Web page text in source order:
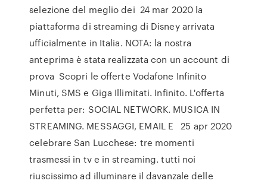
selezione del meglio dei 24 mar 2020 la
piattaforma di streaming di Disney arrivata
ufficialmente in Italia. NOTA: la nostra
anteprima è stata realizzata con un account di
prova Scopri le offerte Vodafone Infinito
Minuti, SMS e Giga Illimitati. Infinito. L'offerta
perfetta per: SOCIAL NETWORK. MUSICA IN
STREAMING. MESSAGGI, EMAIL E 25 apr 2020
celebrare San Lucchese: tre momenti
trasmessi in tv e in streaming. tutti noi
riuscissimo ad illuminare il davanzale delle